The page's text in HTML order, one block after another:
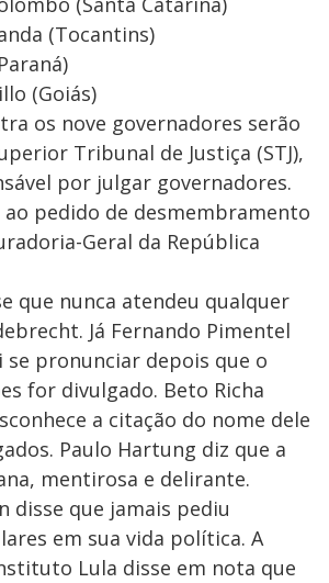
(Tocantins)
(Goiás)
os nove governadores serão
Tribunal de Justiça (STJ),
por julgar governadores.
ao pedido de desmembramento
Geral da República
que nunca atendeu qualquer
Já Fernando Pimentel
se pronunciar depois que o
for divulgado. Beto Richa
a citação do nome dele
Paulo Hartung diz que a
mentirosa e delirante.
disse que jamais pediu
em sua vida política. A
Lula disse em nota que